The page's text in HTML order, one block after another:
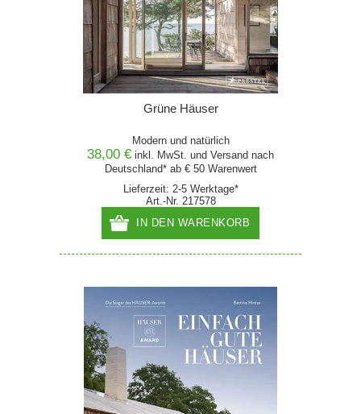
Grüne Häuser
Modern und natürlich
38,00 € inkl. MwSt. und Versand nach
Deutschland* ab € 50 Warenwert
Lieferzeit: 2-5 Werktage*
Art.-Nr. 217578
IN DEN WARENKORB